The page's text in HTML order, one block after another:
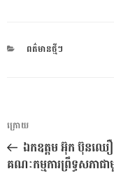
CATEGORIES
ពត៌មានថ្មីៗ
ការ​
នាំទិស​
ប្រកាស
អត្ថបទ
មុន
ក្រោយ
ឯកឧត្តម អ៊ុក ប៊ុនឈឿន
គណៈកម្មការព្រឹទ្ធសភា